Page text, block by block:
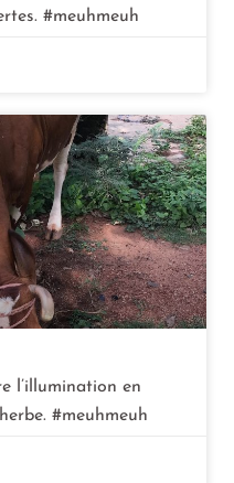
#meuhmeuh
l’illumination en
#meuhmeuh